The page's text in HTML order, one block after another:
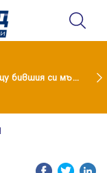
Глория изригна срещу бившия си мъж: Беше със 120-килограмова жена! Искаше бърза печалба...